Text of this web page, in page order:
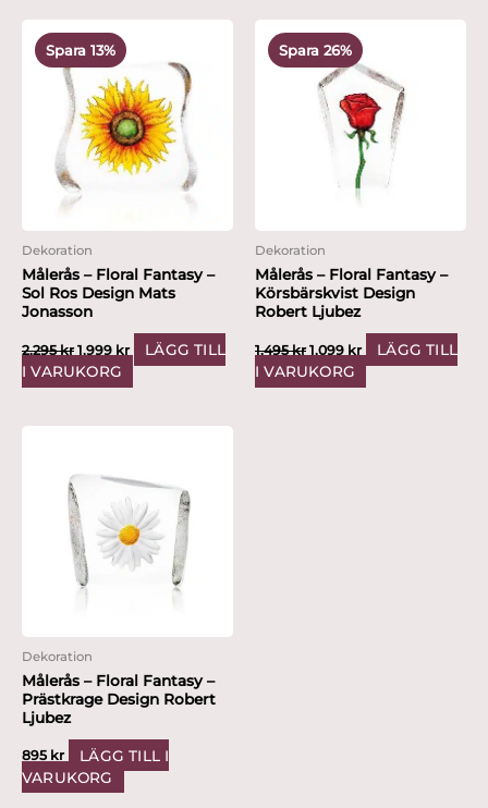
Spara 13%
Dekoration
Målerås – Floral Fantasy –
Sol Ros Design Mats
Jonasson
2,295kr
ursprungliga
2,295 kr.
1,999 kr
är:
1,999 kr.
LÄGG TILL
I VARUKORG
Spara 26%
Dekoration
Målerås – Floral Fantasy –
Körsbärskvist Design
Robert Ljubez
1,495kr
ursprungliga
var:
1,495 kr.
1,099 kr
nuvarande
priset
är:
1,099 kr.
LÄGG TILL
I VARUKORG
Dekoration
Målerås – Floral Fantasy –
Prästkrage Design Robert
Ljubez
895 kr
LÄGG TILL I
VARUKORG